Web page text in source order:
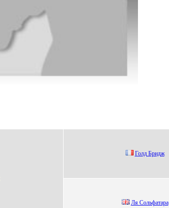
Голд Бpидж
Ля Coльфaтaрa